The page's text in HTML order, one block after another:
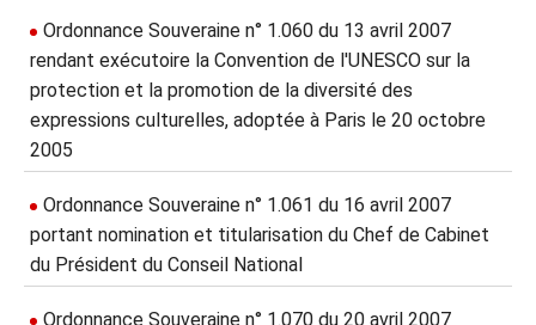
Ordonnance Souveraine n° 1.060 du 13 avril 2007
rendant exécutoire la Convention de l'UNESCO sur la
protection et la promotion de la diversité des
expressions culturelles, adoptée à Paris le 20 octobre
2005
Ordonnance Souveraine n° 1.061 du 16 avril 2007
portant nomination et titularisation du Chef de Cabinet
du Président du Conseil National
Ordonnance Souveraine n° 1.070 du 20 avril 2007